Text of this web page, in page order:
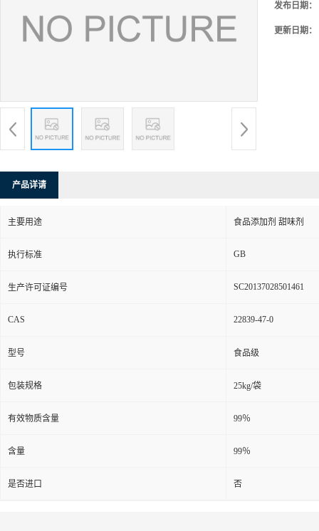
发布日期：
更新日期：
产品详请
主要用途 食品添加剂 甜味剂
执行标准 GB
生产许可证编号 SC20137028501461
CAS 22839-47-0
型号 食品级
包装规格 25kg/袋
有效物质含量 99％
含量 99％
是否进口 否